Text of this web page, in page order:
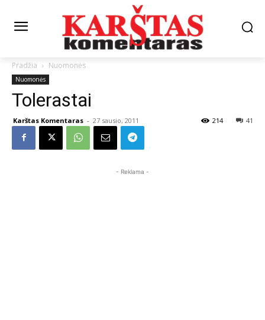
Pradžia Nuomonės
Nuomonės
Tolerastai
Karštas Komentaras - 27 sausio, 2011 41
214
- Reklama -